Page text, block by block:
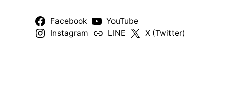
Facebook
YouTube
Instagram
LINE X (Twitter)